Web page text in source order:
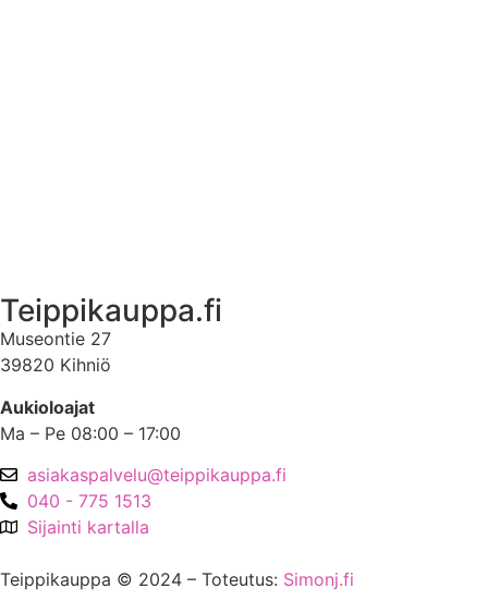
Teippikauppa.fi
Museontie 27
39820 Kihniö
Aukioloajat
Ma – Pe 08:00 – 17:00
asiakaspalvelu@teippikauppa.fi
040 - 775 1513
Sijainti kartalla
Teippikauppa © 2024 – Toteutus: Simonj.fi